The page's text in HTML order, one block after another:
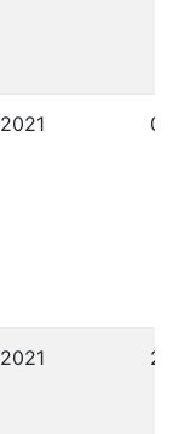
2021 06/
2021 20/